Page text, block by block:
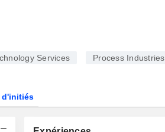
Services Process Industries
d'initiés